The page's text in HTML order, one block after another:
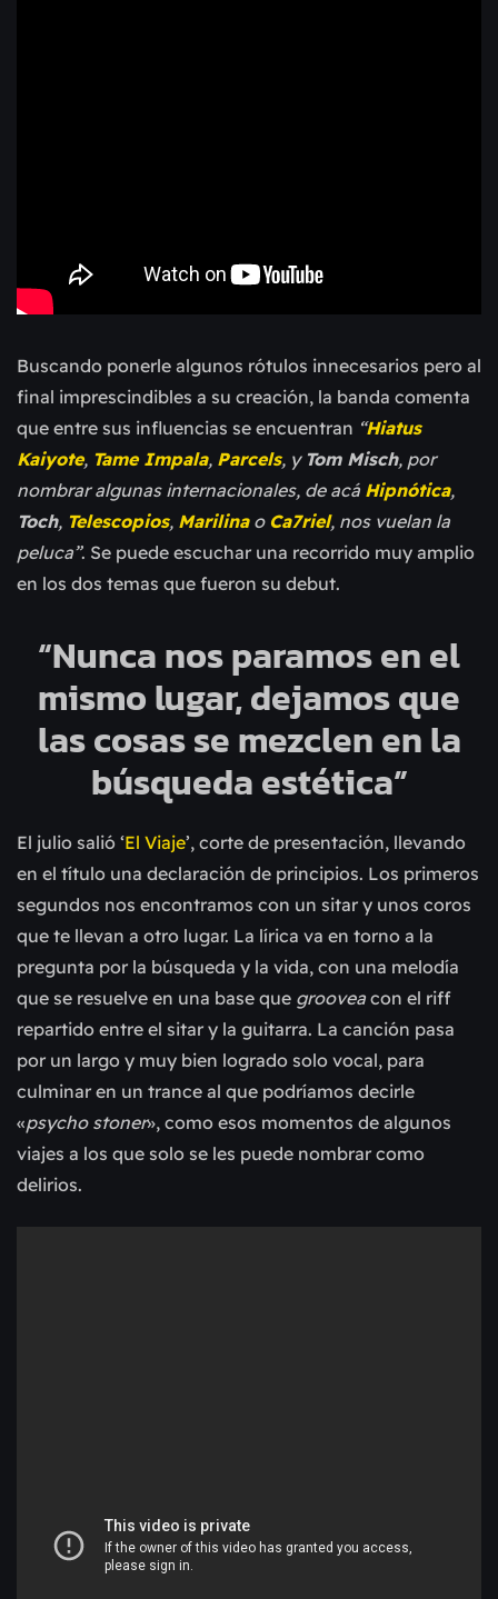
Buscando ponerle algunos rótulos innecesarios pero al
final imprescindibles a su creación, la banda comenta
que entre sus influencias se encuentran “Hiatus
Kaiyote, Tame Impala, Parcels, y Tom Misch, por
nombrar algunas internacionales, de acá Hipnótica,
Toch, Telescopios, Marilinao Ca7riel, nos vuelan la
peluca”. Se puede escuchar una recorrido muy amplio
en los dos temas que fueron su debut.
“Nunca nos paramos en el
mismo lugar, dejamos que
las cosas se mezclen en la
búsqueda estética”
El julio salió ‘El Viaje’, corte de presentación, llevando
en el título una declaración de principios. Los primeros
segundos nos encontramos con un sitar y unos coros
que te llevan a otro lugar. La lírica va en torno a la
pregunta por la búsqueda y la vida, con una melodía
que se resuelve en una base que groovea con el riff
repartido entre el sitar y la guitarra. La canción pasa
por un largo y muy bien logrado solo vocal, para
culminar en un trance al que podríamos decirle
«psycho stoner», como esos momentos de algunos
viajes a los que solo se les puede nombrar como
delirios.